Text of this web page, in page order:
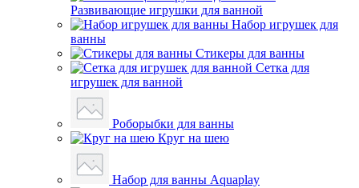
Развивающие игрушки для ванной
Набор игрушек для
ванны
Стикеры для ванны
Сетка для
игрушек для ванной
Роборыбки для ванны
Круг на шею
Набор для ванны Aquaplay